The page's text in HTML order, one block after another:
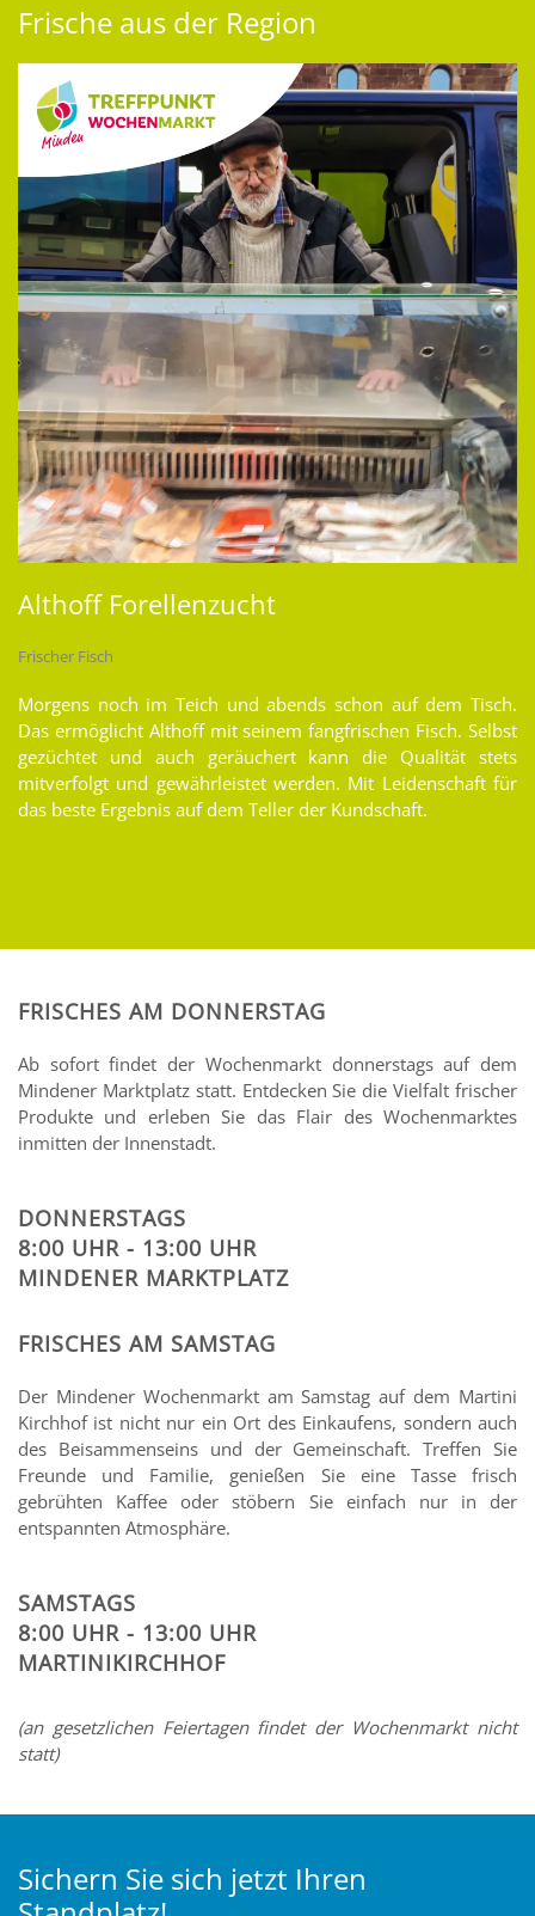
Frische aus der Region
Althoff Forellenzucht
Frischer Fisch
Morgens noch im Teich und abends schon auf dem Tisch.
Das ermöglicht Althoff mit seinem fangfrischen Fisch. Selbst
gezüchtet und auch geräuchert kann die Qualität stets
mitverfolgt und gewährleistet werden. Mit Leidenschaft für
das beste Ergebnis auf dem Teller der Kundschaft.
FRISCHES AM DONNERSTAG
Ab sofort findet der Wochenmarkt donnerstags auf dem
Mindener Marktplatz statt. Entdecken Sie die Vielfalt frischer
Produkte und erleben Sie das Flair des Wochenmarktes
inmitten der Innenstadt.
DONNERSTAGS
8:00 UHR - 13:00 UHR
MINDENER MARKTPLATZ
FRISCHES AM SAMSTAG
Der Mindener Wochenmarkt am Samstag auf dem Martini
Kirchhof ist nicht nur ein Ort des Einkaufens, sondern auch
des Beisammenseins und der Gemeinschaft. Treffen Sie
Freunde und Familie, genießen Sie eine Tasse frisch
gebrühten Kaffee oder stöbern Sie einfach nur in der
entspannten Atmosphäre.
SAMSTAGS
8:00 UHR - 13:00 UHR
MARTINIKIRCHHOF
(an gesetzlichen Feiertagen findet der Wochenmarkt nicht
statt)
Sichern Sie sich jetzt Ihren